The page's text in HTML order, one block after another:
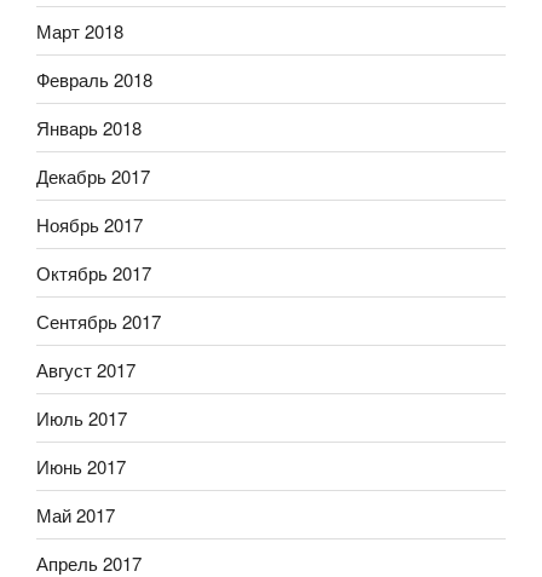
Март 2018
Февраль 2018
Январь 2018
Декабрь 2017
Ноябрь 2017
Октябрь 2017
Сентябрь 2017
Август 2017
Июль 2017
Июнь 2017
Май 2017
Апрель 2017